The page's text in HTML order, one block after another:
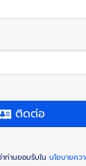
ติดต่อ
ท่านยอมรับใน นโยบายคว